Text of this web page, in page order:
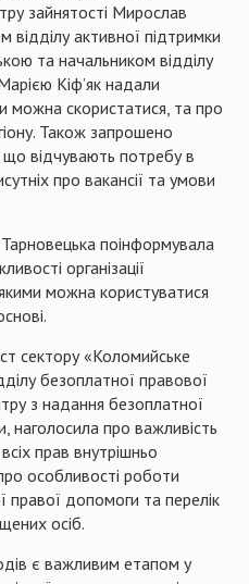
зайнятості Мирослав
відділу активної підтримки
та начальником відділу
Кіф’як надали
можна скористатися, та про
Також запрошено
відчувають потребу в
про вакансії та умови
поінформувала
організації
можна користуватися
сектору «Коломийське
безоплатної правової
з надання безоплатної
наголосила про важливість
прав внутрішньо
особливості роботи
правої допомоги та перелік
осіб.
є важливим етапом у